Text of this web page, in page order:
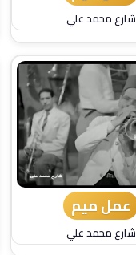
شارع محمد علي
عمل ميم
شارع محمد علي